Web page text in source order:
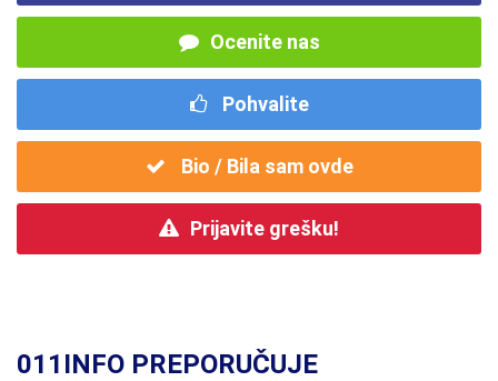
Ocenite nas
Pohvalite
Bio / Bila sam ovde
Prijavite grešku!
011INFO PREPORUČUJE